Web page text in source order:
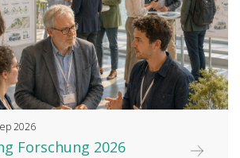
2026
Forschung 2026